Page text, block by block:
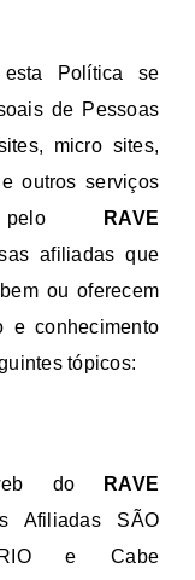
esta Política se
de Pessoas
micro sites,
outros serviços
pelo
RAVE
afiliadas que
ou oferecem
e conhecimento
tópicos:
do
RAVE
Afiliadas SÃO
e Cabe